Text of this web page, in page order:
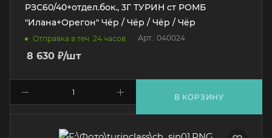
РЗС60/40+отдел.бок., 3Г ТУРИН ст РОМБ
"Илана+Орегон" Чёр / Чёр / Чёр / Чёр
Отправка в теч. 24 часов Арт.: 040024
8 630 ₽/шт
В КОРЗИНУ